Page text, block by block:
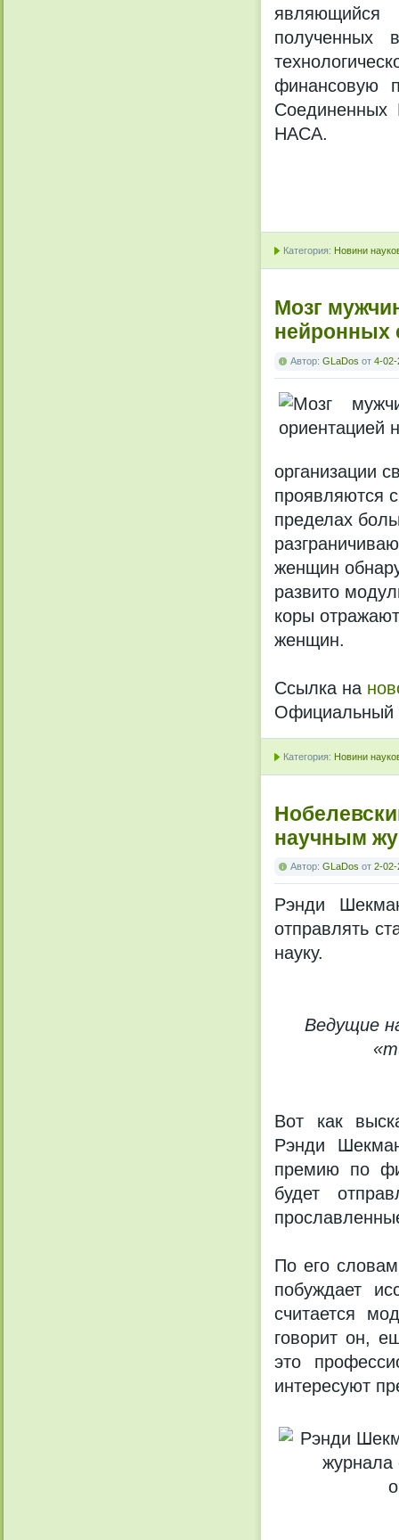
полученных
финансовую
Соединенных
НАСА.
Категория: Новини
Мозг
нейронных
Автор: GLaDos от 4-02-
организации
проявляются
пределах
женщин
развито
коры
женщин.
Ссылка на
Официальный
Категория: Новини
научным
Автор: GLaDos от 2-02-
Рэнди
отправлять
науку.
Ведущие
Вот как
Рэнди
премию по
будет
По его
побуждает
считается
говорит он,
это
интересуют